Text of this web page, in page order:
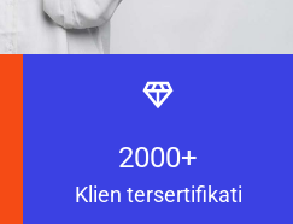
2000+
Klien tersertifikati